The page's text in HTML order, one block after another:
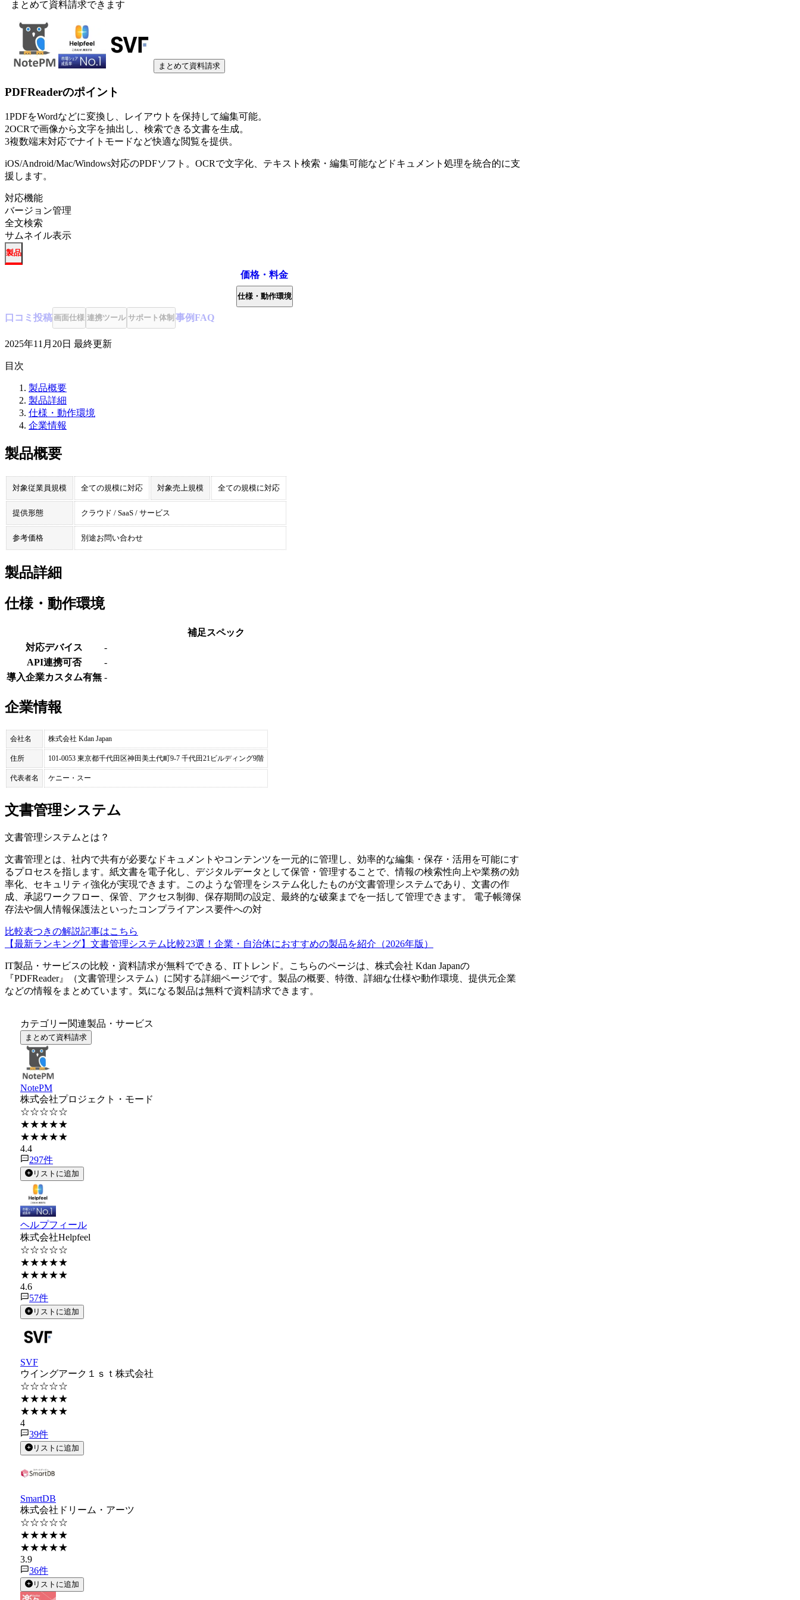
まとめて資料請求できます
まとめて資料請求
PDFReaderのポイント
1PDFをWordなどに変換し、レイアウトを保持して編集可能。
2OCRで画像から文字を抽出し、検索できる文書を生成。
3複数端末対応でナイトモードなど快適な閲覧を提供。
iOS/Android/Mac/Windows対応のPDFソフト。OCRで文字化、テキスト検索・編集可能などドキュメント処理を統合的に支
援します。
対応機能
バージョン管理
全文検索
サムネイル表示
製品
価格・料金
仕様・動作環境
口コミ 投稿画面仕様 連携ツール サポート体制 事例FAQ
2025年11月20日 最終更新
目次
製品概要
製品詳細
仕様・動作環境
企業情報
製品概要
対象従業員規模 全ての規模に対応 対象売上規模 全ての規模に対応
提供形態 クラウド / SaaS / サービス
参考価格 別途お問い合わせ
製品詳細
仕様・動作環境
補足スペック
対応デバイス
-
API連携可否
-
導入企業カスタム有無 -
企業情報
会社名 株式会社 Kdan Japan
住所 101-0053 東京都千代田区神田美土代町9-7 千代田21ビルディング9階
代表者名 ケニー・スー
文書管理システム
文書管理システム とは？
文書管理とは、社内で共有が必要なドキュメントやコンテンツを一元的に管理し、効率的な編集・保存・活用を可能にす
るプロセスを指します。紙文書を電子化し、デジタルデータとして保管・管理することで、情報の検索性向上や業務の効
率化、セキュリティ強化が実現できます。このような管理をシステム化したものが文書管理システムであり、文書の作
成、承認ワークフロー、保管、アクセス制御、保存期間の設定、最終的な破棄までを一括して管理できます。 電子帳簿保
存法や個人情報保護法といったコンプライアンス要件への対
比較表つきの解説記事はこちら
【最新ランキング】文書管理システム比較23選！企業・自治体におすすめの製品を紹介（2026年版）
IT製品・サービスの比較・資料請求が無料でできる、ITトレンド。こちらのページは、 株式会社 Kdan Japanの
『PDFReader』（文書管理システム ）に関する詳細ページです。製品の概要、特徴、詳細な仕様や動作環境、提供元企業
などの情報をまとめています。気になる製品は無料で資料請求できます。
カテゴリー関連製品・サービス
まとめて資料請求
NotePM
株式会社プロジェクト・モード
☆☆☆☆☆
★★★★★
★★★★★
4.4
297件
リストに追加
ヘルプフィール
株式会社Helpfeel
☆☆☆☆☆
★★★★★
★★★★★
4.6
57件
リストに追加
SVF
ウイングアーク１ｓｔ株式会社
☆☆☆☆☆
★★★★★
★★★★★
4
39件
リストに追加
SmartDB
株式会社ドリーム・アーツ
☆☆☆☆☆
★★★★★
★★★★★
3.9
36件
リストに追加